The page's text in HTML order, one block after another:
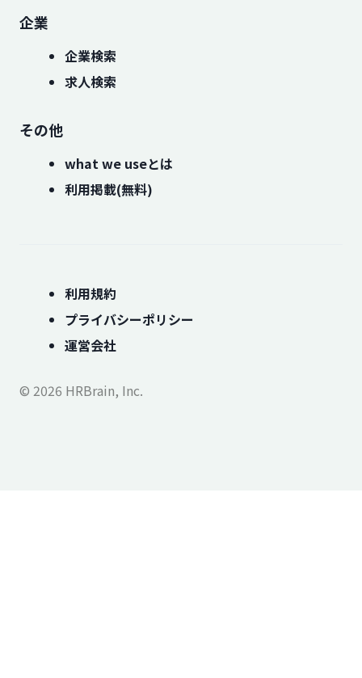
企業
企業検索
求人検索
その他
what we useとは
利用掲載(無料)
利用規約
プライバシーポリシー
運営会社
© 2026 HRBrain, Inc.